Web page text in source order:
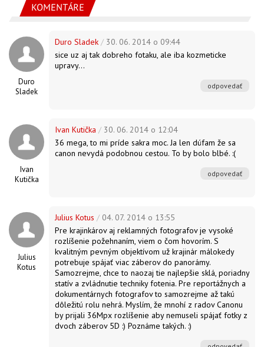
KOMENTÁRE
Duro
Sladek
Duro Sladek / 30. 06. 2014 o 09:44
sice uz aj tak dobreho fotaku, ale iba kozmeticke
upravy...
odpovedať
Ivan
Kutička
Ivan Kutička / 30. 06. 2014 o 12:04
36 mega, to mi príde sakra moc. Ja len dúfam že sa
canon nevydá podobnou cestou. To by bolo blbé. :(
odpovedať
Julius
Kotus
Julius Kotus / 04. 07. 2014 o 13:55
Pre krajinkárov aj reklamných fotografov je vysoké
rozlíšenie požehnaním, viem o čom hovorím. S
kvalitným pevným objektívom už krajinár málokedy
potrebuje spájať viac záberov do panorámy.
Samozrejme, chce to naozaj tie najlepšie sklá, poriadny
statív a zvládnutie techniky fotenia. Pre reportážnych a
dokumentárnych fotografov to samozrejme až takú
dôležitú rolu nehrá. Myslím, že mnohí z radov Canonu
by prijali 36Mpx rozlíšenie aby nemuseli spájať fotky z
dvoch záberov 5D :) Poznáme takých. :)